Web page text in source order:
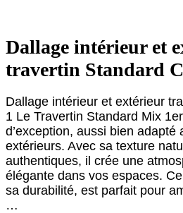
Dallage intérieur et
travertin Standard
Dallage intérieur et extérieur
1 Le Travertin Standard Mix
d’exception, aussi bien adapté
extérieurs. Avec sa texture
authentiques, il crée une
élégante dans vos espaces.
sa durabilité, est parfait pour
…